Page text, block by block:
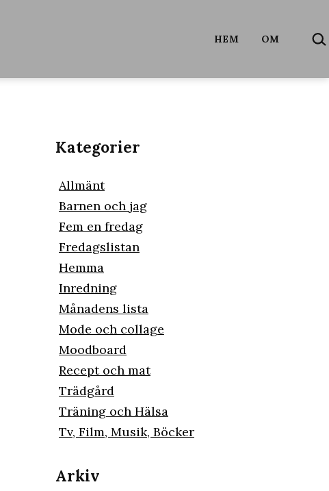
HEM OM
…
Kategorier
Allmänt
Barnen och jag
Fem en fredag
Fredagslistan
Hemma
Inredning
Månadens lista
Mode och collage
Moodboard
Recept och mat
Trädgård
Träning och Hälsa
Tv, Film, Musik, Böcker
Arkiv